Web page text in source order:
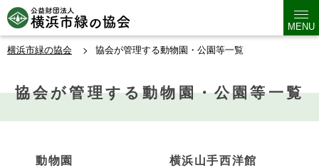
MENU
横浜市緑の協会 協会が管理する動物園・公園等一覧
協会が管理する動物園・公園等一覧
動物園 横浜山手西洋館